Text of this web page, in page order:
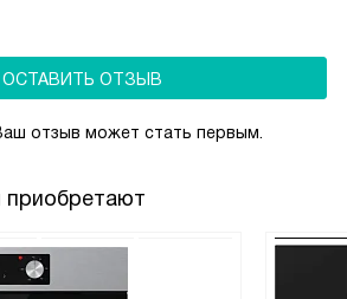
ОСТАВИТЬ ОТЗЫВ
отзыв может стать первым.